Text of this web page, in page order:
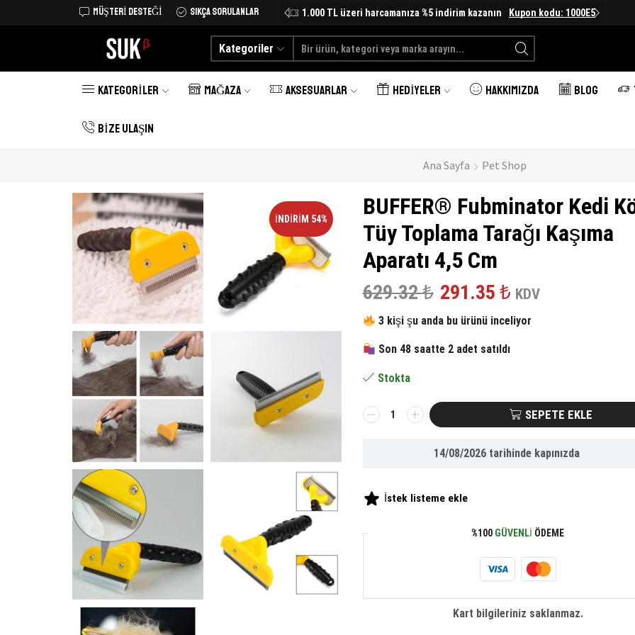
MÜŞTERI DESTEĞI SIKÇA SORULANLAR
Tüm Türkiye'ye kargo şimdi 25 TL Alışverişe Başlayın 1.000 TL üzeri harcamanıza %5 indirim kazanın Kupon kodu: 1000E5
Kategoriler
Search
KATEGORILER MAĞAZA AKSESUARLAR HEDIYELER HAKKIMIZDA BLOG
BIZE ULAŞIN
Ana Sayfa Pet Shop
İNDIRIM 54%
BUFFER® Fubminator Kedi
Tüy Toplama Tarağı Kaşıma
Aparatı 4,5 Cm
629.32₺ Orijinal
fiyat:
629.32 ₺.
291.35 ₺Şu
andaki
fiyat:
KDV
3 kişi şu anda bu ürünü inceliyor
Son 48 saatte 2 adet satıldı
Stokta
BUFFER®
Fubminator
Toplama
Tarağı
Aparatı
SEPETE EKLE
14/08/2026tarihinde kapınızda
İstek listeme ekle
%100 GÜVENLI ÖDEME
Kart bilgileriniz saklanmaz.